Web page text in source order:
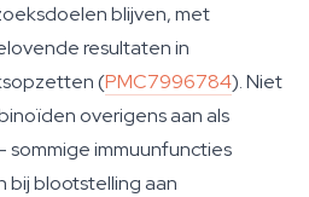
blijven, met
resultaten in
(PMC7996784). Niet
overigens aan als
sommige immuunfuncties
bij blootstelling aan